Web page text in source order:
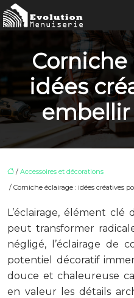
Corniche
idées
embellir
/ Accessoires et décorations
/ Corniche éclairage : idées créatives
L’éclairage, élément
peut transformer
négligé, l’éclairage de
potentiel décoratif
douce et chaleureuse
en valeur les détails